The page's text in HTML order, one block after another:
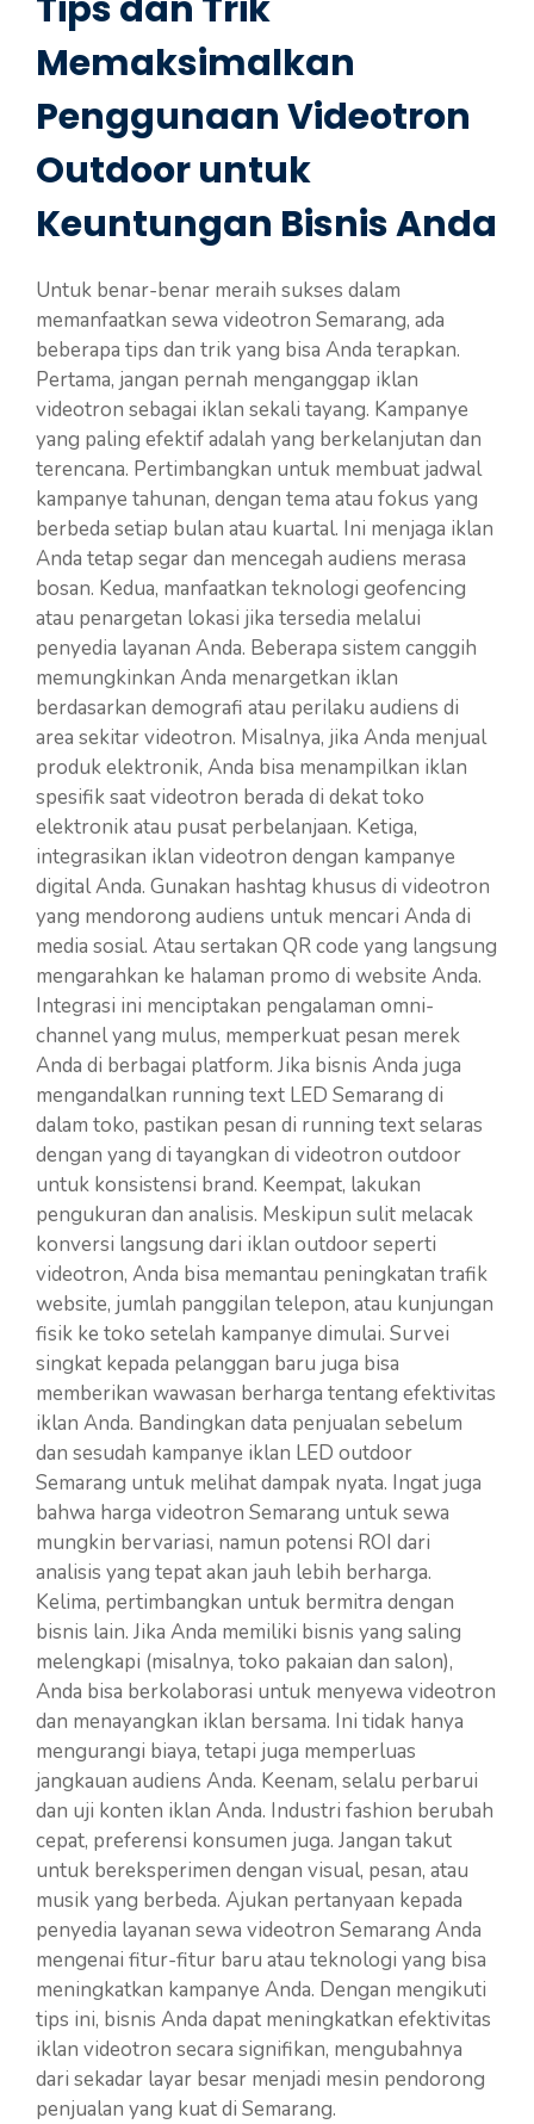
Memaksimalkan
Penggunaan Videotron
Outdoor untuk
Keuntungan Bisnis Anda
Untuk benar-benar meraih sukses dalam
memanfaatkan sewa videotron Semarang, ada
beberapa tips dan trik yang bisa Anda terapkan.
Pertama, jangan pernah menganggap iklan
videotron sebagai iklan sekali tayang. Kampanye
yang paling efektif adalah yang berkelanjutan dan
terencana. Pertimbangkan untuk membuat jadwal
kampanye tahunan, dengan tema atau fokus yang
berbeda setiap bulan atau kuartal. Ini menjaga iklan
Anda tetap segar dan mencegah audiens merasa
bosan. Kedua, manfaatkan teknologi geofencing
atau penargetan lokasi jika tersedia melalui
penyedia layanan Anda. Beberapa sistem canggih
memungkinkan Anda menargetkan iklan
berdasarkan demografi atau perilaku audiens di
area sekitar videotron. Misalnya, jika Anda menjual
produk elektronik, Anda bisa menampilkan iklan
spesifik saat videotron berada di dekat toko
elektronik atau pusat perbelanjaan. Ketiga,
integrasikan iklan videotron dengan kampanye
digital Anda. Gunakan hashtag khusus di videotron
yang mendorong audiens untuk mencari Anda di
media sosial. Atau sertakan QR code yang langsung
mengarahkan ke halaman promo di website Anda.
Integrasi ini menciptakan pengalaman omni-
channel yang mulus, memperkuat pesan merek
Anda di berbagai platform. Jika bisnis Anda juga
mengandalkan running text LED Semarang di
dalam toko, pastikan pesan di running text selaras
dengan yang di tayangkan di videotron outdoor
untuk konsistensi brand. Keempat, lakukan
pengukuran dan analisis. Meskipun sulit melacak
konversi langsung dari iklan outdoor seperti
videotron, Anda bisa memantau peningkatan trafik
website, jumlah panggilan telepon, atau kunjungan
fisik ke toko setelah kampanye dimulai. Survei
singkat kepada pelanggan baru juga bisa
memberikan wawasan berharga tentang efektivitas
iklan Anda. Bandingkan data penjualan sebelum
dan sesudah kampanye iklan LED outdoor
Semarang untuk melihat dampak nyata. Ingat juga
bahwa harga videotron Semarang untuk sewa
mungkin bervariasi, namun potensi ROI dari
analisis yang tepat akan jauh lebih berharga.
Kelima, pertimbangkan untuk bermitra dengan
bisnis lain. Jika Anda memiliki bisnis yang saling
melengkapi (misalnya, toko pakaian dan salon),
Anda bisa berkolaborasi untuk menyewa videotron
dan menayangkan iklan bersama. Ini tidak hanya
mengurangi biaya, tetapi juga memperluas
jangkauan audiens Anda. Keenam, selalu perbarui
dan uji konten iklan Anda. Industri fashion berubah
cepat, preferensi konsumen juga. Jangan takut
untuk bereksperimen dengan visual, pesan, atau
musik yang berbeda. Ajukan pertanyaan kepada
penyedia layanan sewa videotron Semarang Anda
mengenai fitur-fitur baru atau teknologi yang bisa
meningkatkan kampanye Anda. Dengan mengikuti
tips ini, bisnis Anda dapat meningkatkan efektivitas
iklan videotron secara signifikan, mengubahnya
dari sekadar layar besar menjadi mesin pendorong
penjualan yang kuat di Semarang.